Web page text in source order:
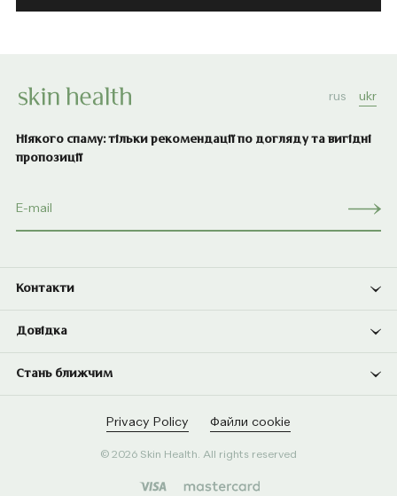
rus ukr
Ніякого спаму: тільки рекомендації по догляду та вигідні
пропозиції
Контакти
Довідка
Стань ближчим
Privacy Policy Файли cookie
© 2026 Skin Health. All rights reserved